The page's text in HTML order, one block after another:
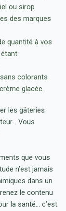
ou sirop
des marques
quantité à vos
colorants
glacée.
les gâteries
Vous
que vous
n’est jamais
dans un
le contenu
la santé… c’est